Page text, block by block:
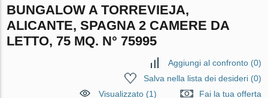
BUNGALOW A TORREVIEJA,
ALICANTE, SPAGNA 2 CAMERE DA
LETTO, 75 MQ. N° 75995
Aggiungi al confronto(0)
Salva nella lista dei desideri(0)
Visualizzato (1)
Fai la tua offerta